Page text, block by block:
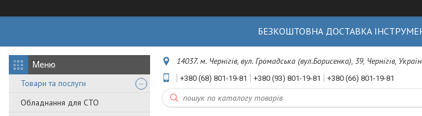
БЕЗКОШТОВНА ДОСТАВКА
Товари та послуги
Обладнання для СТО
14037. м. Чернігів, вул. Громадська (вул.Борисенка), 39, Чернігів,
+380 (68) 801-19-81 +380 (93) 801-19-81 +380 (66) 801-19-81